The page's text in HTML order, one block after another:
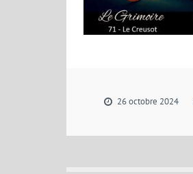
26 octobre 2024